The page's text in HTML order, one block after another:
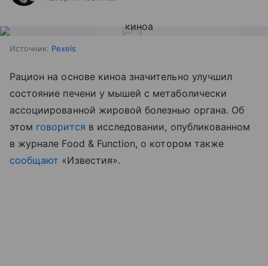
Источник: Pexels
Рацион на основе киноа значительно улучшил
состояние печени у мышей с метаболически
ассоциированной жировой болезнью органа. Об
этом говорится в исследовании, опубликованном
в журнале Food & Function, о котором также
сообщают «Известия».